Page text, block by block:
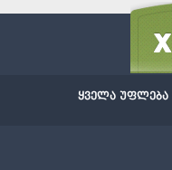
ყველა უფლება